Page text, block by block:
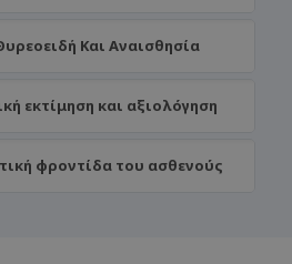
Και Αναισθησία
εκτίμηση και αξιολόγηση
φροντίδα του ασθενούς